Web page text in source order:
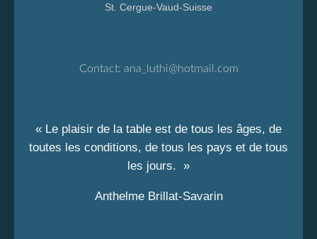
St. Cergue-Vaud-Suisse
Contact: ana_luthi@hotmail.com
« Le plaisir de la table est de tous les âges, de
toutes les conditions, de tous les pays et de tous
les jours. »
Anthelme Brillat-Savarin